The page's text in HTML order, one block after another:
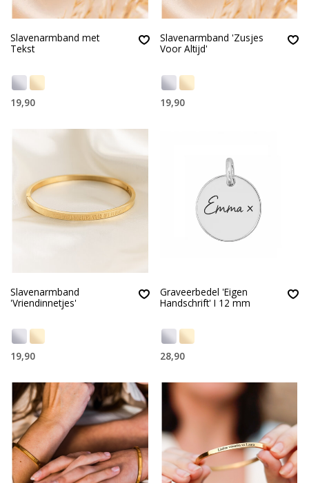
Slavenarmband met
Tekst
19,90
Slavenarmband 'Zusjes
Voor Altijd'
19,90
Slavenarmband
'Vriendinnetjes'
19,90
Graveerbedel 'Eigen
Handschrift' I 12 mm
28,90